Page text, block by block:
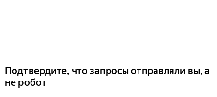
Подтвердите, что запросы отправляли вы, а
не робот